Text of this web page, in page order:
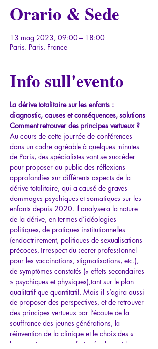
Orario & Sede
13 mag 2023, 09:00 – 18:00
Paris, Paris, France
Info sull'evento
La dérive totalitaire sur les enfants :
diagnostic, causes et conséquences, solutions
Comment retrouver des principes vertueux ?
Au cours de cette journée de conférences
dans un cadre agréable à quelques minutes
de Paris, des spécialistes vont se succéder
pour proposer au public des réflexions
approfondies sur différents aspects de la
dérive totalitaire, qui a causé de graves
dommages psychiques et somatiques sur les
enfants depuis 2020. Il analysera la nature
de la dérive, en termes d’idéologies
politiques, de pratiques institutionnelles
(endoctrinement, politiques de sexualisations
précoces, irrespect du secret professionnel
pour les vaccinations, stigmatisations, etc.),
de symptômes constatés (« effets secondaires
» psychiques et physiques),tant sur le plan
qualitatif que quantitatif. Mais il s’agira aussi
de proposer des perspectives, et de retrouver
des principes vertueux par l’écoute de la
souffrance des jeunes générations, la
réinvention de la clinique et le choix des «
bons mots », pour conforter également les…